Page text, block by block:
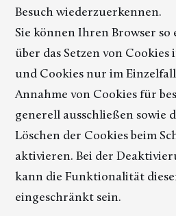
Besuch wiederzuerkennen.
Sie können Ihren Browser so
über das Setzen von
und Cookies nur im
Annahme von Cookies für
generell ausschließen sowie
Löschen der Cookies beim
aktivieren. Bei der
kann die Funktionalität
eingeschränkt sein.